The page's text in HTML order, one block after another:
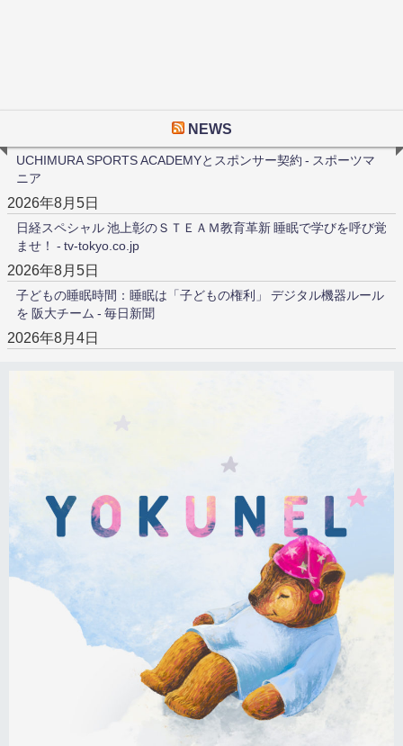
NEWS
UCHIMURA SPORTS ACADEMYとスポンサー契約 - スポーツマ
ニア
2026年8月5日
日経スペシャル 池上彰のＳＴＥＡＭ教育革新 睡眠で学びを呼び覚
ませ！ - tv-tokyo.co.jp
2026年8月5日
子どもの睡眠時間：睡眠は「子どもの権利」 デジタル機器ルール
を 阪大チーム - 毎日新聞
2026年8月4日